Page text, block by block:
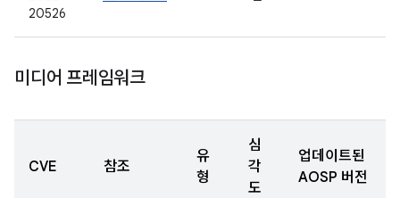
20526
미디어 프레임워크
CVE 참조
유
형
심
각
도
업데이트된
AOSP 버전